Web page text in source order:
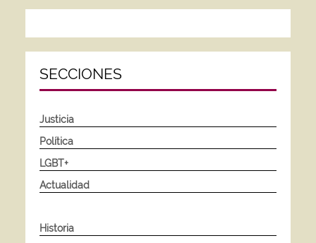
SECCIONES
Justicia
Política
LGBT+
Actualidad
Historia